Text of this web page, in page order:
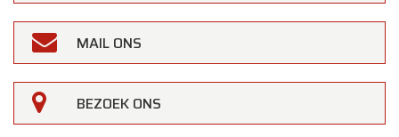
MAIL ONS
BEZOEK ONS